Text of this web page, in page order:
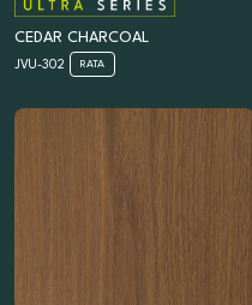
CEDAR CHARCOAL
JVU-302 RATA